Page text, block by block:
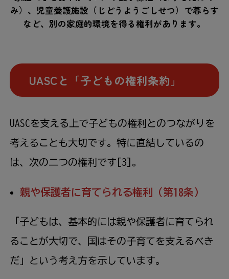
み）、児童養護施設（じどうようごしせつ）で暮らす
など、別の家庭的環境を得る権利があります。
UASC と「子どもの権利条約」
UASCを支える上で子どもの権利とのつながりを
考えることも大切です。特に直結しているの
は、次の二つの権利です[3]。
親や保護者に育てられる権利（第18条）
「子どもは、基本的には親や保護者に育てられ
ることが大切で、国はその子育てを支えるべき
だ」という考え方を示しています。